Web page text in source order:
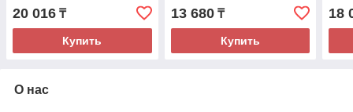
20 016 ₸
Купить
13 680₸
Купить
18
О нас